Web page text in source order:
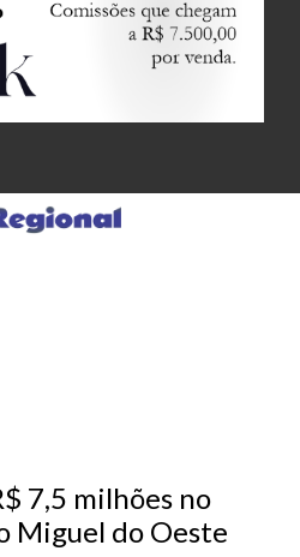
7,5 milhões no
Miguel do Oeste